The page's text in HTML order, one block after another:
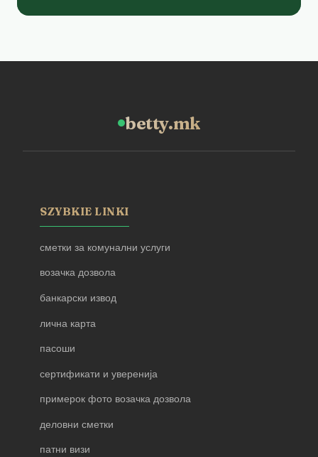
betty.mk
SZYBKIE LINKI
сметки за комунални услуги
возачка дозвола
банкарски извод
лична карта
пасоши
сертификати и уверенија
примерок фото возачка дозвола
деловни сметки
патни визи